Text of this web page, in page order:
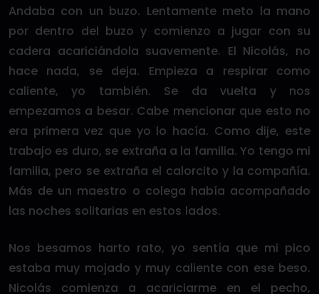
Andaba con un buzo. Lentamente meto la mano
por dentro del buzo y comienzo a jugar con su
cadera acariciándola suavemente. El Nicolás, no
hace nada, se deja. Empieza a respirar como
caliente, yo también. Se da vuelta y nos
empezamos a besar. Cabe mencionar que esto no
era primera vez que yo lo hacía. Como dije, este
trabajo es duro, se extraña a la familia. Yo tengo mi
familia, pero se extraña el calorcito y la compañía.
Más de un maestro o colega había acompañado
las noches solitarias en estos lados.
Nos besamos harto rato, yo sentía que mi pico
estaba muy mojado y muy caliente con ese beso.
Nicolás comienza a acariciarme en el pecho,